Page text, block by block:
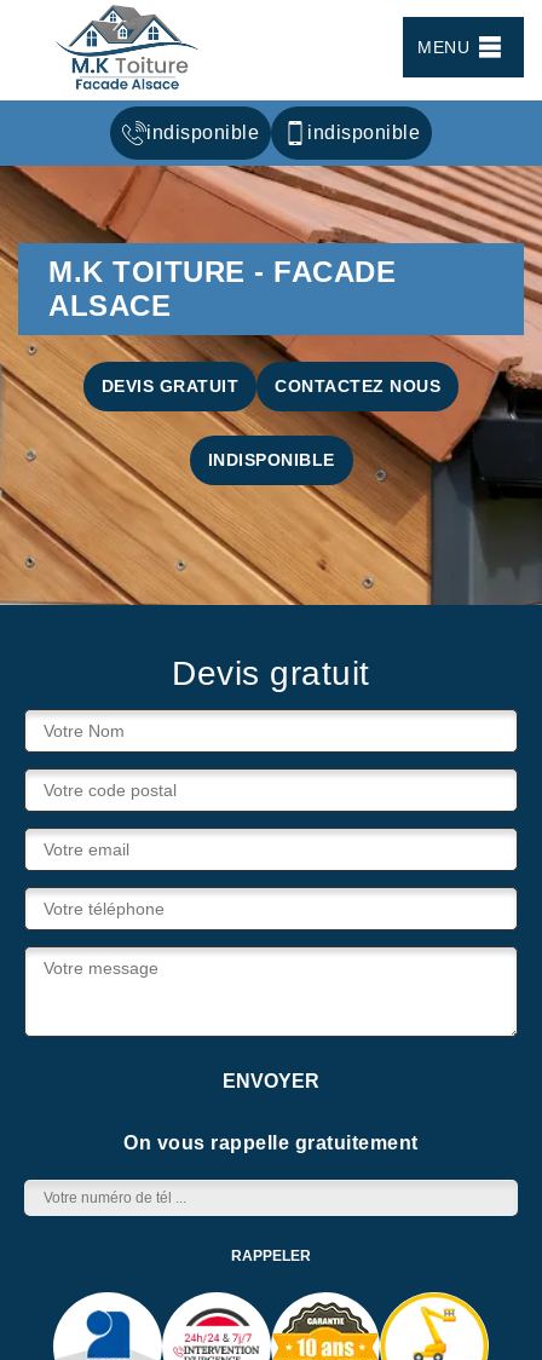
MENU
indisponible indisponible
M.K TOITURE - FACADE
ALSACE
DEVIS GRATUIT CONTACTEZ NOUS
INDISPONIBLE
Devis gratuit
On vous rappelle gratuitement